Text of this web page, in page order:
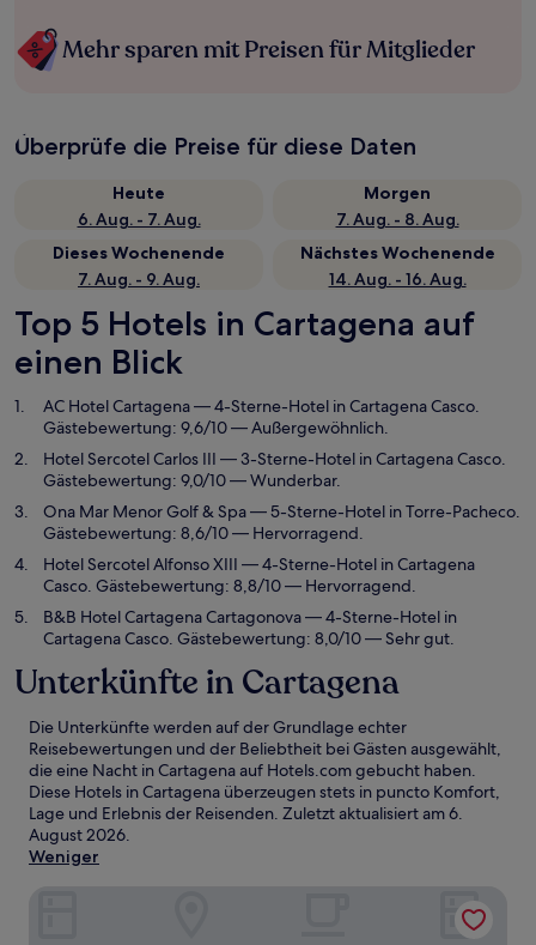
Mehr sparen mit Preisen für Mitglieder
Überprüfe die Preise für diese Daten
Heute
6. Aug. - 7. Aug.
Morgen
7. Aug. - 8. Aug.
Dieses Wochenende
7. Aug. - 9. Aug.
Nächstes Wochenende
14. Aug. - 16. Aug.
Top 5 Hotels in Cartagena auf
einen Blick
AC Hotel Cartagena— 4-Sterne-Hotel in Cartagena Casco.
Gästebewertung: 9,6/10 — Außergewöhnlich.
Hotel Sercotel Carlos III — 3-Sterne-Hotel in Cartagena Casco.
Gästebewertung: 9,0/10 — Wunderbar.
Ona Mar Menor Golf & Spa— 5-Sterne-Hotel in Torre-Pacheco.
Gästebewertung: 8,6/10 — Hervorragend.
Hotel Sercotel Alfonso XIII — 4-Sterne-Hotel in Cartagena
Casco. Gästebewertung: 8,8/10 — Hervorragend.
B&B Hotel Cartagena Cartagonova— 4-Sterne-Hotel in
Cartagena Casco. Gästebewertung: 8,0/10 — Sehr gut.
Unterkünfte in Cartagena
Die Unterkünfte werden auf der Grundlage echter
Reisebewertungen und der Beliebtheit bei Gästen ausgewählt,
die eine Nacht in Cartagena auf Hotels.com gebucht haben.
Diese Hotels in Cartagena überzeugen stets in puncto Komfort,
Lage und Erlebnis der Reisenden. Zuletzt aktualisiert am6.
August 2026.
Weniger